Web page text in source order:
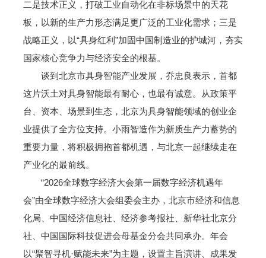
二是技术正义，打破工业自动化在非标场景中的天花
板，以新的生产力形态满足更广泛的工业化需求；三是
战略正义，以“具身红利”加固中国制造业的护城河，夯实
国家核心竞争力与经济安全的根基。
谈到北京市具身智能产业发展，乔忠良表示，首都
这片沃土对具身智能最有耐心，也最有诚意。从政策平
台、资本、场景到生态，北京为具身智能领域的创业企
业提供了全方位支持。小雨智造作为新质生产力蓄势的
重要力量，将积极拥抱首都机遇，与北京一起继续走在
产业化的最前线。
“2026全球数字经济大会第一届数字经济机遇年
会”由全球数字经济大会组委会主办，北京市经济和信息
化局、中国经济信息社、经济参考报社、新华社北京分
社、中国国际科技促进会母基金分会共同承办。年会
以“聚智寻机·赋能未来”为主题，设置主旨演讲、成果发